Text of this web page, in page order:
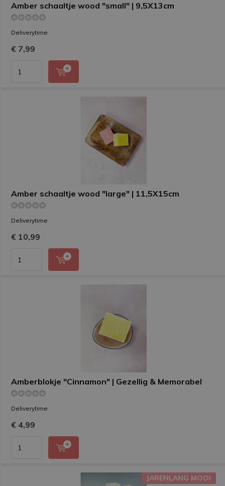
Amber schaaltje wood "small" | 9,5X13cm
Deliverytime
€ 7,99
Amber schaaltje wood "large" | 11,5X15cm
Deliverytime
€ 10,99
Amberblokje "Cinnamon" | Gezellig & Memorabel
Deliverytime
€ 4,99
JARENLANG MOOI
JARENLANG MOOI